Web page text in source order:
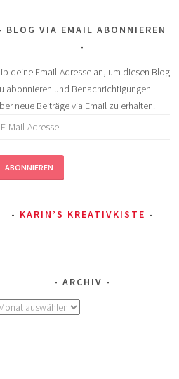
BLOG VIA EMAIL ABONNIEREN
deine Email-Adresse an, um diesen Blog
abonnieren und Benachrichtigungen
neue Beiträge via Email zu erhalten.
ABONNIEREN
KARIN’S KREATIVKISTE
ARCHIV